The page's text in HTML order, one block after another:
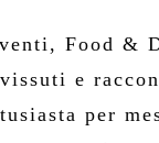
Food &
e
per